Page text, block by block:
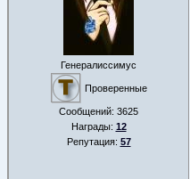
Генералиссимус
Проверенные
Сообщений: 3625
Награды: 12
Репутация: 57